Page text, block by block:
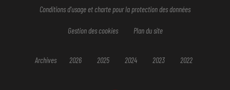
Conditions d'usage et charte pour la protection des données
Gestion des cookies Plan du site
Archives 2026 2025 2024 2023 2022